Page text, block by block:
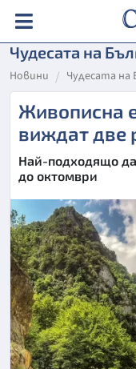
Чудесата на
Новини Чудесата на
Живописна
виждат две
Най-подходящо да
до октомври